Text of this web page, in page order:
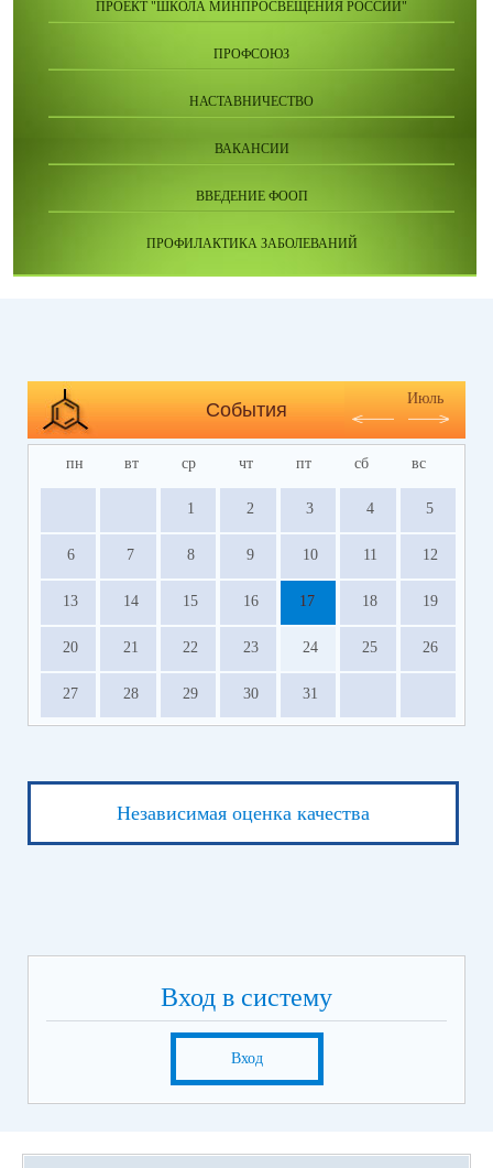
ПРОЕКТ "ШКОЛА МИНПРОСВЕЩЕНИЯ РОССИИ"
ПРОФСОЮЗ
НАСТАВНИЧЕСТВО
ВАКАНСИИ
ВВЕДЕНИЕ ФООП
ПРОФИЛАКТИКА ЗАБОЛЕВАНИЙ
События
Июль
пн вт ср чт пт сб вс
1 2 3 4 5
6 7 8 9 10 11 12
13 14 15 16 17 18 19
20 21 22 23 24 25 26
27 28 29 30 31
Независимая оценка качества
Вход в систему
Вход